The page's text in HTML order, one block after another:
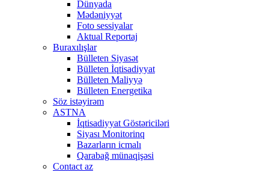
Dünyada
Mədəniyyət
Foto sessiyalar
Aktual Reportaj
Buraxılışlar
Bülleten Siyasət
Bülleten İqtisadiyyat
Bülleten Maliyyə
Bülleten Energetika
Söz istəyirəm
ASTNA
İqtisadiyyat Göstəriciləri
Siyası Monitorinq
Bazarların icmalı
Qarabağ münaqişəsi
Contact az